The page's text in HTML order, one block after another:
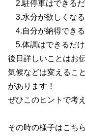
2.駐停車はできる
3.水分が欲しくな
4.自分が納得でき
5.体調はできるだ
後日詳しいことはお
気候などは変えるこ
があります！
ぜひこのヒントで考
その時の様子はこちら